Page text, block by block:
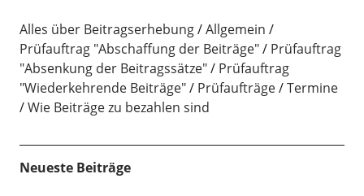
Alles über Beitragserhebung
Allgemein
Prüfauftrag "Abschaffung der Beiträge"
Prüfauftrag
"Absenkung der Beitragssätze"
Prüfauftrag
"Wiederkehrende Beiträge"
Prüfaufträge
Termine
Wie Beiträge zu bezahlen sind
Neueste Beiträge